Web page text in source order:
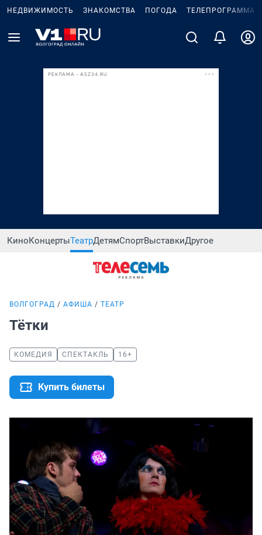
НЕДВИЖИМОСТЬ ЗНАКОМСТВА ПОГОДА ТЕЛЕПРОГРАММА
РЕКЛАМА • ASZ34.RU
КиноКонцертыТеатрДетямСпортВыставкиДругое
ВОЛГОГРАД АФИША ТЕАТР
Тётки
КОМЕДИЯ СПЕКТАКЛЬ 16+
Купить билеты